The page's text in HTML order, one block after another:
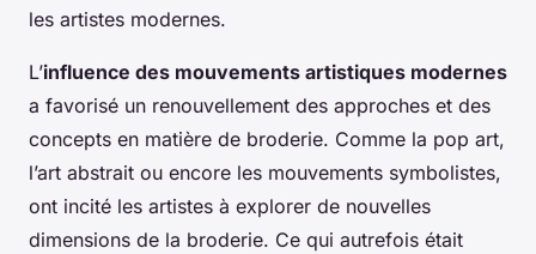
les artistes modernes.
L’influence des mouvements artistiques modernes
a favorisé un renouvellement des approches et des
concepts en matière de broderie. Comme la pop art,
l’art abstrait ou encore les mouvements symbolistes,
ont incité les artistes à explorer de nouvelles
dimensions de la broderie. Ce qui autrefois était